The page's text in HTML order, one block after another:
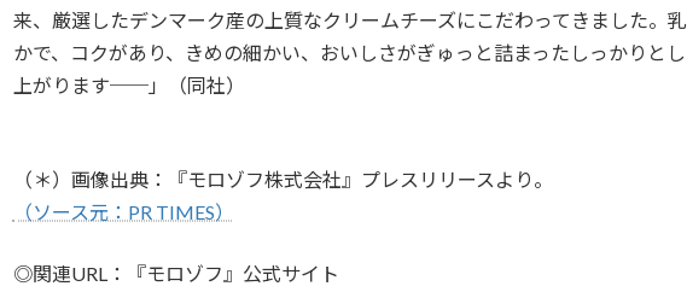
来、厳選したデンマーク産の上質なクリームチーズにこだわってきました。
かで、コクがあり、きめの細かい、おいしさがぎゅっと詰まったしっかりと
上がります──」（同社）
（＊）画像出典：『モロゾフ株式会社』プレスリリースより。
（ソース元：PR TIMES）
◎関連URL：『モロゾフ』公式サイト